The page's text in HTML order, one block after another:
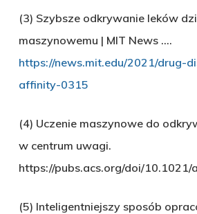
(3) Szybsze odkrywanie leków
maszynowemu | MIT News ….
https://news.mit.edu/2021/drug-
affinity-0315
(4) Uczenie maszynowe do
w centrum uwagi.
https://pubs.acs.org/doi/10.1021/
(5) Inteligentniejszy sposób